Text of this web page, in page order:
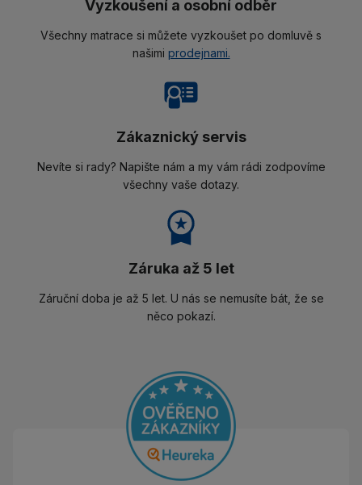
Vyzkoušení a osobní odběr
Všechny matrace si můžete vyzkoušet po domluvě s
našimi prodejnami.
Zákaznický servis
Nevíte si rady? Napište nám a my vám rádi zodpovíme
všechny vaše dotazy.
Záruka až 5 let
Záruční doba je až 5 let. U nás se nemusíte bát, že se
něco pokazí.